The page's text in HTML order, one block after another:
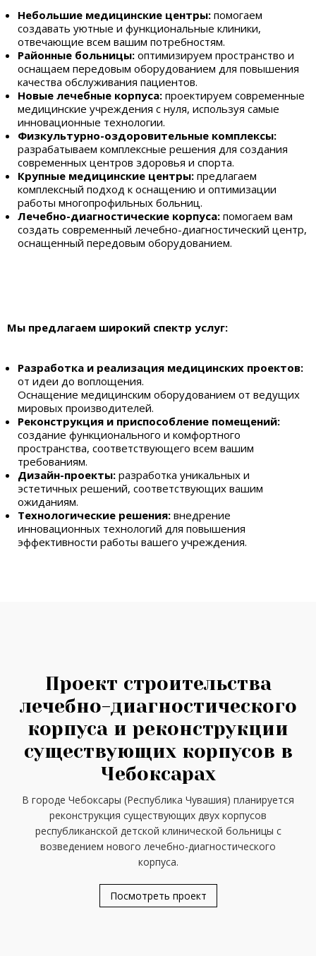
Небольшие медицинские центры: помогаем
создавать уютные и функциональные клиники,
отвечающие всем вашим потребностям.
Районные больницы: оптимизируем пространство и
оснащаем передовым оборудованием для повышения
качества обслуживания пациентов.
Новые лечебные корпуса: проектируем современные
медицинские учреждения с нуля, используя самые
инновационные технологии.
Физкультурно-оздоровительные комплексы:
разрабатываем комплексные решения для создания
современных центров здоровья и спорта.
Крупные медицинские центры: предлагаем
комплексный подход к оснащению и оптимизации
работы многопрофильных больниц.
Лечебно-диагностические корпуса: помогаем вам
создать современный лечебно-диагностический центр,
оснащенный передовым оборудованием.
Мы предлагаем широкий спектр услуг:
Разработка и реализация медицинских проектов:
от идеи до воплощения.
Оснащение медицинским оборудованием от ведущих
мировых производителей.
Реконструкция и приспособление помещений:
создание функционального и комфортного
пространства, соответствующего всем вашим
требованиям.
Дизайн-проекты: разработка уникальных и
эстетичных решений, соответствующих вашим
ожиданиям.
Технологические решения: внедрение
инновационных технологий для повышения
эффективности работы вашего учреждения.
Проект строительства
лечебно-диагностического
корпуса и реконструкции
существующих корпусов в
Чебоксарах
В городе Чебоксары (Республика Чувашия) планируется
реконструкция существующих двух корпусов
республиканской детской клинической больницы с
возведением нового лечебно-диагностического
корпуса.
Посмотреть проект